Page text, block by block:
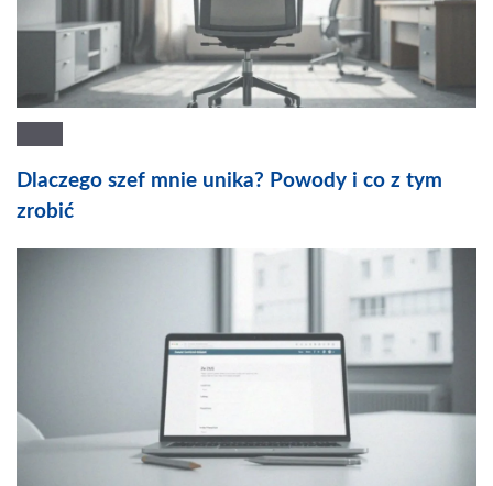
Dlaczego szef mnie unika? Powody i co z tym
zrobić